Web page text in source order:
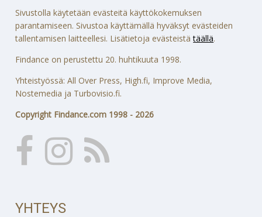
Sivustolla käytetään evästeitä käyttökokemuksen
parantamiseen. Sivustoa käyttämällä hyväksyt evästeiden
tallentamisen laitteellesi. Lisätietoja evästeistätäällä.
Findance on perustettu 20. huhtikuuta 1998.
Yhteistyössä: All Over Press, High.fi, Improve Media,
Nostemedia ja Turbovisio.fi.
Copyright Findance.com 1998 - 2026
YHTEYS